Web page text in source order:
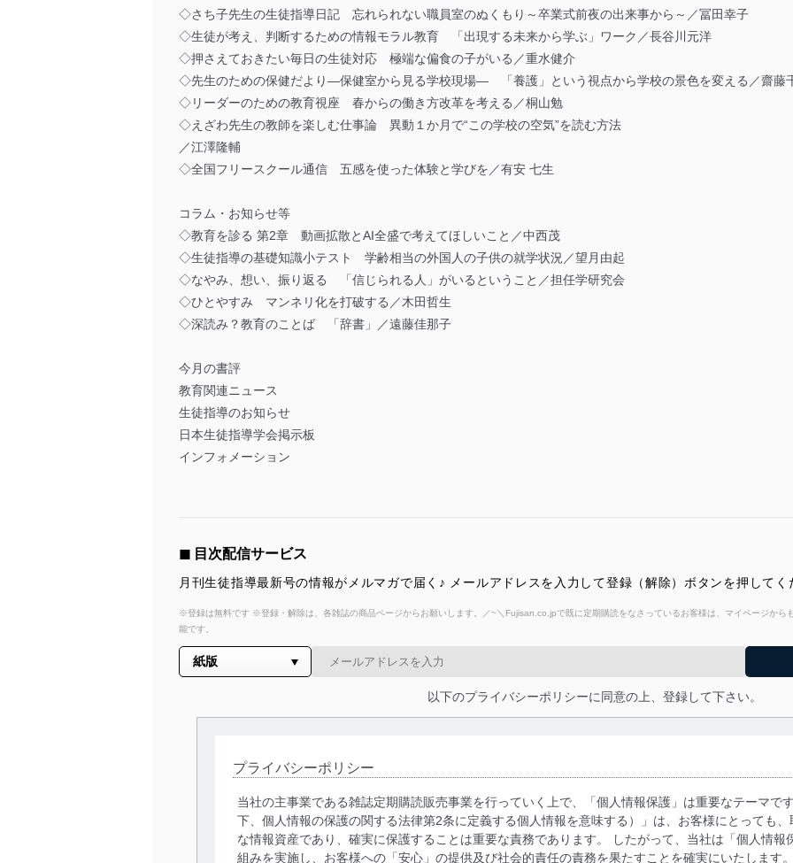
◇さち子先生の生徒指導日記 忘れられない職員室のぬくもり～卒業式前夜の出来事から～／冨田幸子
◇生徒が考え、判断するための情報モラル教育 「出現する未来から学ぶ」ワーク／長谷川元洋
◇押さえておきたい毎日の生徒対応 極端な偏食の子がいる／重水健介
◇先生のための保健だより―保健室から見る学校現場― 「養護」という視点から学校の景色を変える／齋藤
◇リーダーのための教育視座 春からの働き方改革を考える／桐山勉
◇えざわ先生の教師を楽しむ仕事論 異動１か月で“この学校の空気”を読む方法
／江澤隆輔
◇全国フリースクール通信 五感を使った体験と学びを／有安 七生
コラム・お知らせ等
◇教育を診る 第2章 動画拡散とAI全盛で考えてほしいこと／中西茂
◇生徒指導の基礎知識小テスト 学齢相当の外国人の子供の就学状況／望月由起
◇なやみ、想い、振り返る 「信じられる人」がいるということ／担任学研究会
◇ひとやすみ マンネリ化を打破する／木田哲生
◇深読み？教育のことば 「辞書」／遠藤佳那子
今月の書評
教育関連ニュース
生徒指導のお知らせ
日本生徒指導学会掲示板
インフォメーション
◼︎ 目次配信サービス
月刊生徒指導最新号の情報がメルマガで届く♪ メールアドレスを入力して登録（解除）ボタンを押してく
※登録は無料です ※登録・解除は、各雑誌の商品ページからお願いします。／~＼Fujisan.co.jpで既に定期購読をなさっているお客様は、マイページから
能です。
以下のプライバシーポリシーに同意の上、登録して下さい。
プライバシーポリシー
当社の主事業である雑誌定期購読販売事業を行っていく上で、「個人情報保護」は重要なテーマで
下、個人情報の保護の関する法律第2条に定義する個人情報を意味する）」は、お客様にとっても
な情報資産であり、確実に保護することは重要な責務であります。 したがって、当社は「個人情報
組みを実施し、お客様への「安心」の提供及び社会的責任の責務を果たすことを確実にいたします